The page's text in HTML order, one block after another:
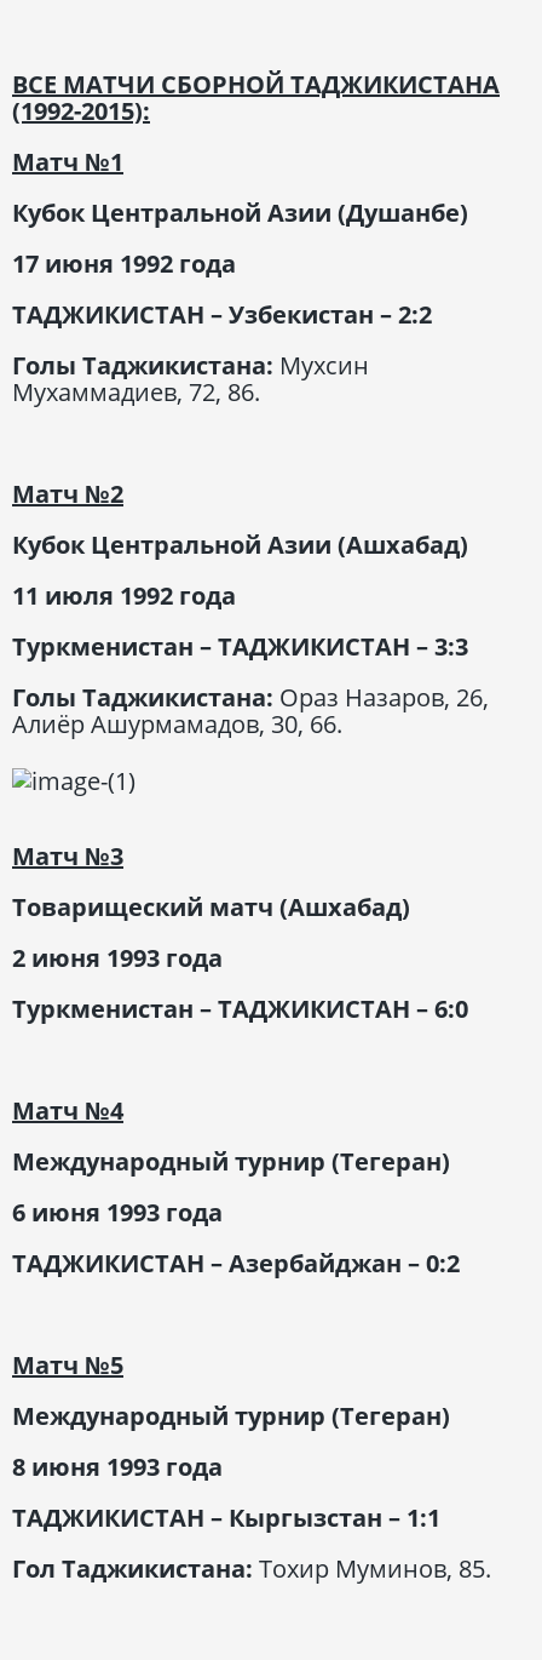
ВСЕ МАТЧИ СБОРНОЙ ТАДЖИКИСТАНА
(1992-2015):
Матч №1
Кубок Центральной Азии (Душанбе)
17 июня 1992 года
ТАДЖИКИСТАН – Узбекистан – 2:2
Голы Таджикистана: Мухсин
Мухаммадиев, 72, 86.
Матч №2
Кубок Центральной Азии (Ашхабад)
11 июля 1992 года
Туркменистан – ТАДЖИКИСТАН – 3:3
Голы Таджикистана: Ораз Назаров, 26,
Алиёр Ашурмамадов, 30, 66.
Матч №3
Товарищеский матч (Ашхабад)
2 июня 1993 года
Туркменистан – ТАДЖИКИСТАН – 6:0
Матч №4
Международный турнир (Тегеран)
6 июня 1993 года
ТАДЖИКИСТАН – Азербайджан – 0:2
Матч №5
Международный турнир (Тегеран)
8 июня 1993 года
ТАДЖИКИСТАН – Кыргызстан – 1:1
Гол Таджикистана: Тохир Муминов, 85.